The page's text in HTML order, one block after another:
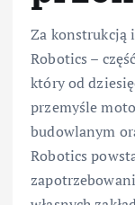
Za konstrukcją
Robotics –
który od
przemyśle
budowlanym
Robotics